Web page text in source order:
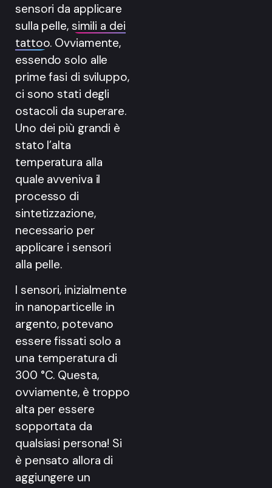
sensori da applicare
sulla pelle, simili a dei
tattoo. Ovviamente,
essendo solo alle
prime fasi di sviluppo,
ci sono stati degli
ostacoli da superare.
Uno dei più grandi è
stato l’alta
temperatura alla
quale avveniva il
processo di
sintetizzazione,
necessario per
applicare i sensori
alla pelle.
I sensori, inizialmente
in nanoparticelle in
argento, potevano
essere fissati solo a
una temperatura di
300 °C. Questa,
ovviamente, è troppo
alta per essere
sopportata da
qualsiasi persona! Si
è pensato allora di
aggiungere un